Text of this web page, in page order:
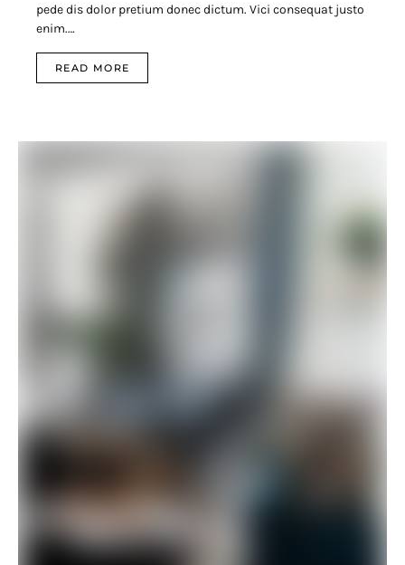
pede dis dolor pretium donec dictum. Vici consequat justo
enim.…
READ MORE